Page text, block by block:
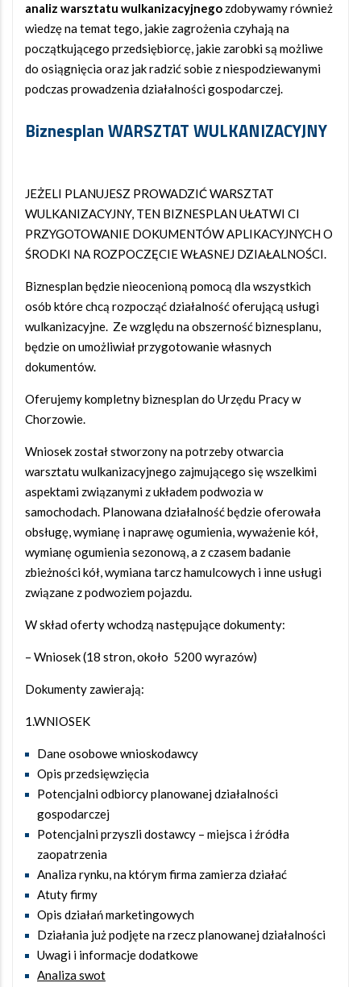
analiz warsztatu wulkanizacyjnego zdobywamy również
wiedzę na temat tego, jakie zagrożenia czyhają na
początkującego przedsiębiorcę, jakie zarobki są możliwe
do osiągnięcia oraz jak radzić sobie z niespodziewanymi
podczas prowadzenia działalności gospodarczej.
Biznesplan WARSZTAT WULKANIZACYJNY
JEŻELI PLANUJESZ PROWADZIĆ WARSZTAT
WULKANIZACYJNY, TEN BIZNESPLAN UŁATWI CI
PRZYGOTOWANIE DOKUMENTÓW APLIKACYJNYCH O
ŚRODKI NA ROZPOCZĘCIE WŁASNEJ DZIAŁALNOŚCI.
Biznesplan będzie nieocenioną pomocą dla wszystkich
osób które chcą rozpocząć działalność oferującą usługi
wulkanizacyjne. Ze względu na obszerność biznesplanu,
będzie on umożliwiał przygotowanie własnych
dokumentów.
Oferujemy kompletny biznesplan do Urzędu Pracy w
Chorzowie.
Wniosek został stworzony na potrzeby otwarcia
warsztatu wulkanizacyjnego zajmującego się wszelkimi
aspektami związanymi z układem podwozia w
samochodach. Planowana działalność będzie oferowała
obsługę, wymianę i naprawę ogumienia, wyważenie kół,
wymianę ogumienia sezonową, a z czasem badanie
zbieżności kół, wymiana tarcz hamulcowych i inne usługi
związane z podwoziem pojazdu.
W skład oferty wchodzą następujące dokumenty:
– Wniosek (18 stron, około 5200 wyrazów)
Dokumenty zawierają:
1.WNIOSEK
Dane osobowe wnioskodawcy
Opis przedsięwzięcia
Potencjalni odbiorcy planowanej działalności
gospodarczej
Potencjalni przyszli dostawcy – miejsca i źródła
zaopatrzenia
Analiza rynku, na którym firma zamierza działać
Atuty firmy
Opis działań marketingowych
Działania już podjęte na rzecz planowanej działalności
Uwagi i informacje dodatkowe
Analiza swot